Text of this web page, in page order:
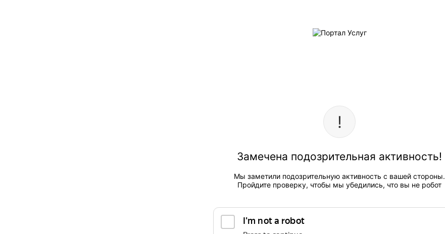
Замечена подозрительная активность!
Мы заметили подозрительную активность с вашей стороны.
Пройдите проверку, чтобы мы убедились, что вы не робот